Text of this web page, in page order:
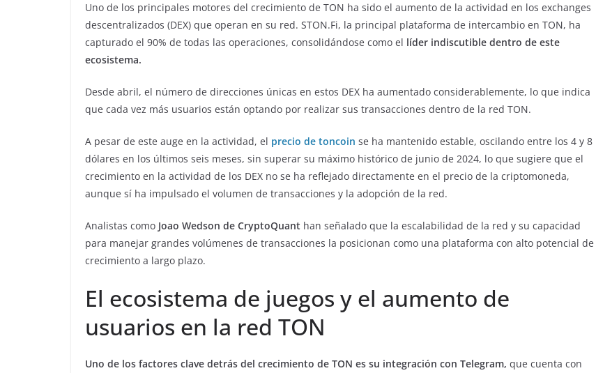
Uno de los principales motores del crecimiento de TON ha sido el aumento de la actividad en los exchanges
descentralizados (DEX) que operan en su red. STON.Fi, la principal plataforma de intercambio en TON, ha
capturado el 90% de todas las operaciones, consolidándose como el líder indiscutible dentro de este
ecosistema.
Desde abril, el número de direcciones únicas en estos DEX ha aumentado considerablemente, lo que indica
que cada vez más usuarios están optando por realizar sus transacciones dentro de la red TON.
A pesar de este auge en la actividad, el precio de toncoin se ha mantenido estable, oscilando entre los 4 y 8
dólares en los últimos seis meses, sin superar su máximo histórico de junio de 2024, lo que sugiere que el
crecimiento en la actividad de los DEX no se ha reflejado directamente en el precio de la criptomoneda,
aunque sí ha impulsado el volumen de transacciones y la adopción de la red.
Analistas como Joao Wedson de CryptoQuant han señalado que la escalabilidad de la red y su capacidad
para manejar grandes volúmenes de transacciones la posicionan como una plataforma con alto potencial de
crecimiento a largo plazo.
El ecosistema de juegos y el aumento de
usuarios en la red TON
Uno de los factores clave detrás del crecimiento de TON es su integración con Telegram, que cuenta con